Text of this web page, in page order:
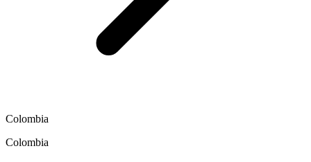
Colombia
Colombia